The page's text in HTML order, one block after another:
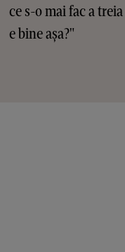
ce s-o mai fac a
e bine așa?"